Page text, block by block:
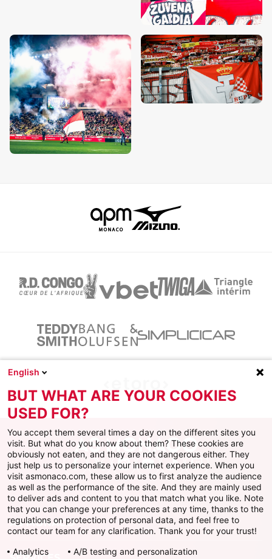
Facebook
X Instagram
YoutubeTikTokTwitch
AS MONACO
English
BUT WHAT ARE YOUR COOKIES
USED FOR?
You accept them several times a day on the different sites you
visit. But what do you know about them? These cookies are
obviously not eaten, and they are not dangerous either. They
just help us to personalize your internet experience. When you
visit asmonaco.com, these allow us to first analyze the audience
as well as the performance of the site. And they are mainly used
to deliver ads and content to you that match what you like. Note
that you can change your preferences at any time, thanks to the
regulations on protection of personal data, and feel free to
contact our team for any clarification. Thank you for your trust!
Analytics
A/B testing and personalization